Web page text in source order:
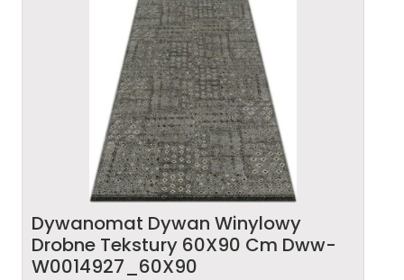
Dywanomat Dywan Winylowy
Drobne Tekstury 60X90 Cm Dww-
W0014927_60X90